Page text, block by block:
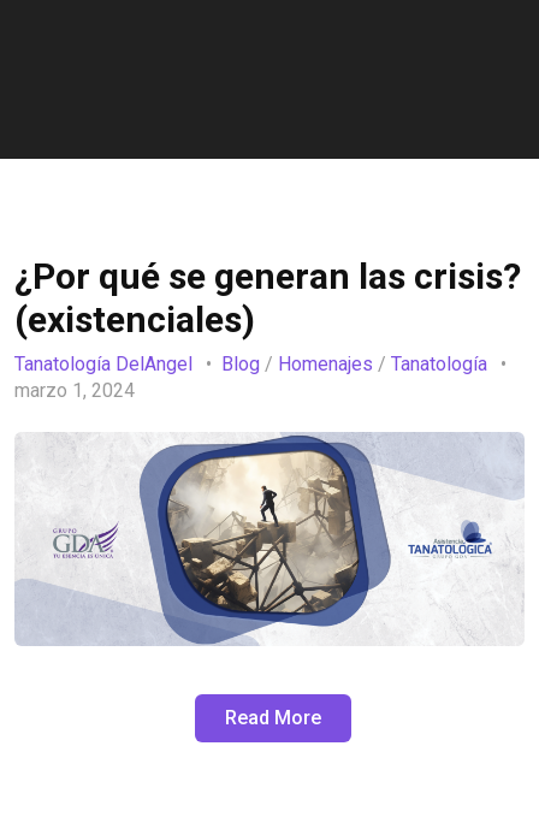
¿Por qué se generan las crisis?
(existenciales)
Tanatología DelAngel Blog / Homenajes / Tanatología
marzo 1, 2024
Read More